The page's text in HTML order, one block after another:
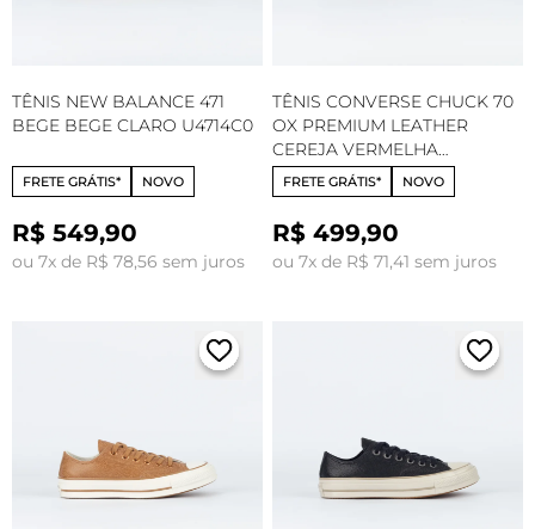
TÊNIS NEW BALANCE 471
BEGE BEGE CLARO U4714C0
FRETE GRÁTIS* NOVO
R$ 549,90
ou 7x de R$ 78,56 sem juros
TÊNIS CONVERSE CHUCK 70
OX PREMIUM LEATHER
CEREJA VERMELHA
AMENDOA CT35890002
FRETE GRÁTIS* NOVO
R$ 499,90
ou 7x de R$ 71,41 sem juros